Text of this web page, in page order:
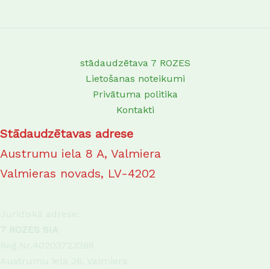
stādaudzētava 7 ROZES
Lietošanas noteikumi
Privātuma politika
Kontakti
Stādaudzētavas adrese
Austrumu iela 8 A, Valmiera
Valmieras novads, LV-4202